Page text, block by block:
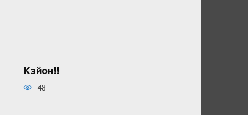
Кэйон!!
48